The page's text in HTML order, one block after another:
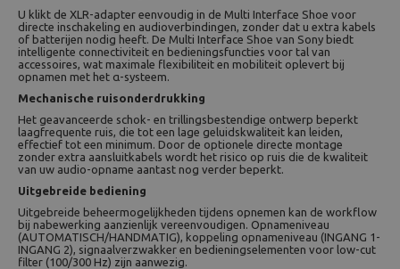
U klikt de XLR-adapter eenvoudig in de Multi Interface Shoe voor
directe inschakeling en audioverbindingen, zonder dat u extra kabels
of batterijen nodig heeft. De Multi Interface Shoe van Sony biedt
intelligente connectiviteit en bedieningsfuncties voor tal van
accessoires, wat maximale flexibiliteit en mobiliteit oplevert bij
opnamen met het α-systeem.
Mechanische ruisonderdrukking
Het geavanceerde schok- en trillingsbestendige ontwerp beperkt
laagfrequente ruis, die tot een lage geluidskwaliteit kan leiden,
effectief tot een minimum. Door de optionele directe montage
zonder extra aansluitkabels wordt het risico op ruis die de kwaliteit
van uw audio-opname aantast nog verder beperkt.
Uitgebreide bediening
Uitgebreide beheermogelijkheden tijdens opnemen kan de workflow
bij nabewerking aanzienlijk vereenvoudigen. Opnameniveau
(AUTOMATISCH/HANDMATIG), koppeling opnameniveau (INGANG 1-
INGANG 2), signaalverzwakker en bedieningselementen voor low-cut
filter (100/300 Hz) zijn aanwezig.